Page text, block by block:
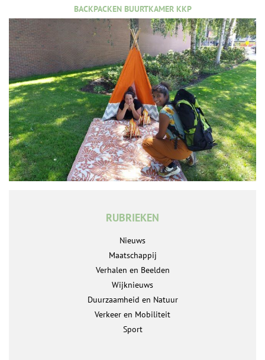
BACKPACKEN BUURTKAMER KKP
RUBRIEKEN
Nieuws
Maatschappij
Verhalen en Beelden
Wijknieuws
Duurzaamheid en Natuur
Verkeer en Mobiliteit
Sport